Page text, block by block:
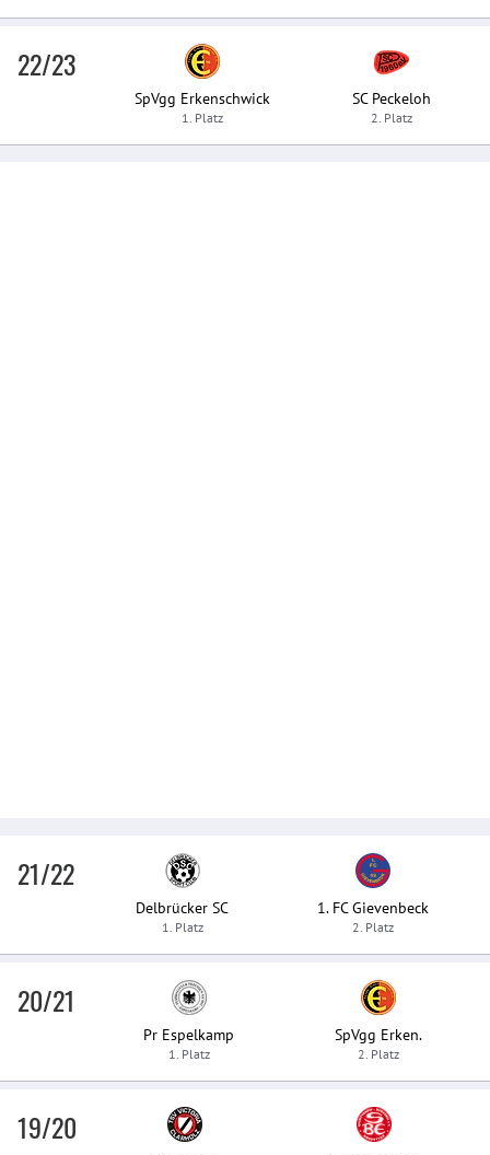
22/23
SpVgg Erkenschwick
1. Platz
SC Peckeloh
2. Platz
21/22
Delbrücker SC
1. Platz
1. FC Gievenbeck
2. Platz
20/21
Pr Espelkamp
1. Platz
SpVgg Erken.
2. Platz
19/20